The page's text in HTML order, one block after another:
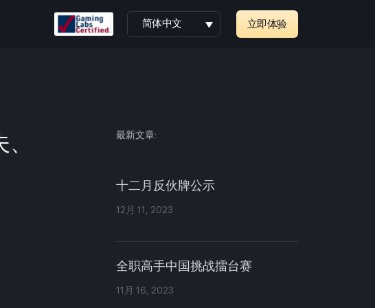
简体中文 立即体验
最新文章:
十二月反伙牌公示
12月 11, 2023
全职高手中国挑战擂台赛
11月 16, 2023